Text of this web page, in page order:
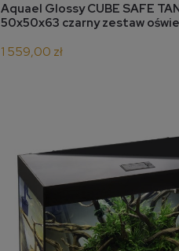
do koszyka
Aquael Glossy CUBE SAFE
50x50x63 czarny zestaw
1 559,00 zł